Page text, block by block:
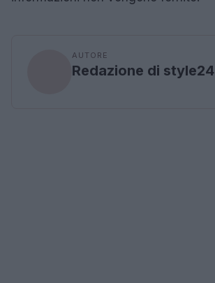
AUTORE
Redazione di style24